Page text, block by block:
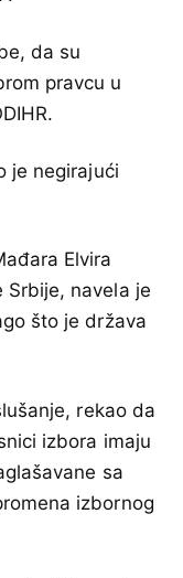
da su
pravcu u
je negirajući
Elvira
Srbije, navela je
što je država
rekao da
izbora imaju
sa
izbornog